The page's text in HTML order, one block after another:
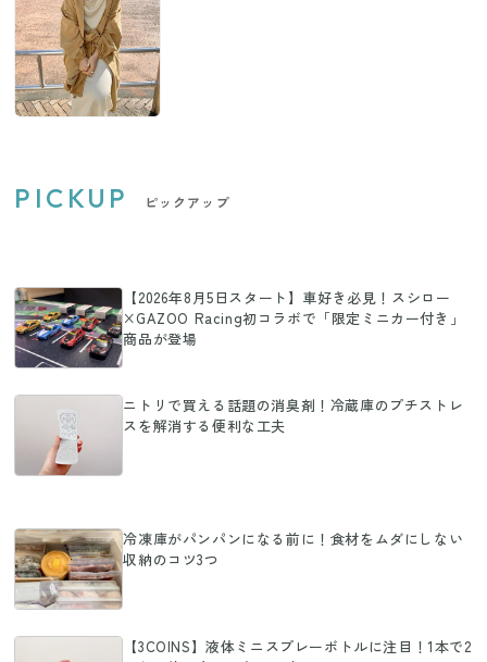
PICKUP ピックアップ
【2026年8月5日スタート】車好き必見！スシロー
×GAZOO Racing初コラボで「限定ミニカー付き」
商品が登場
ニトリで買える話題の消臭剤！冷蔵庫のプチストレ
スを解消する便利な工夫
冷凍庫がパンパンになる前に！食材をムダにしない
収納のコツ3つ
【3COINS】液体ミニスプレーボトルに注目！1本で2